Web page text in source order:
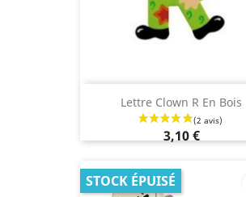
Lettre Clown R En Bois
3,10 €
STOCK ÉPUISÉ